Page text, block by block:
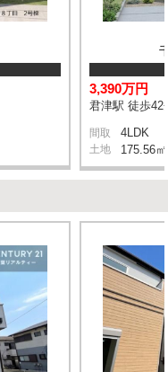
3,390万円
君津駅 徒歩42
間取 4LDK
土地 175.56㎡